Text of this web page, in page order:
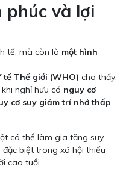
phúc và lợi
tế, mà còn là một hình
tế Thế giới (WHO) cho thấy:
nghỉ hưu có nguy cơ
cơ suy giảm trí nhớ thấp
có thể làm gia tăng suy
biệt trong xã hội thiếu
cao tuổi.